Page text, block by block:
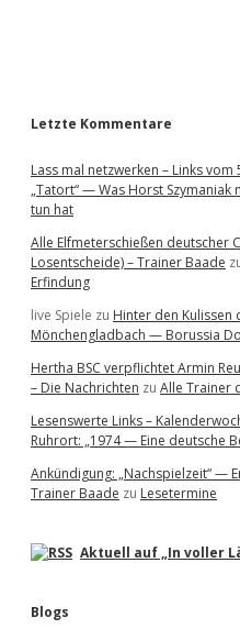
Letzte Kommentare
Lass mal netzwerken – Links
„Tatort“ — Was Horst Szymaniak
tun hat
Alle Elfmeterschießen deutscher
Losentscheide) – Trainer Baade
Erfindung
live Spiele zu Hinter den Kulissen
Mönchengladbach — Borussia
Hertha BSC verpflichtet Armin
– Die Nachrichten zu Alle Trainer
Lesenswerte Links –
Ruhrort: „1974 — Eine deutsche
Ankündigung: „Nachspielzeit“ —
Trainer Baade zu Lesetermine
Aktuell auf „In voller
Blogs